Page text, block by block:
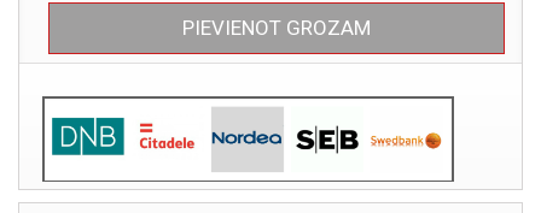
PIEVIENOT GROZAM